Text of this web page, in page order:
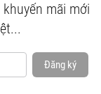
mãi mới
Đăng ký